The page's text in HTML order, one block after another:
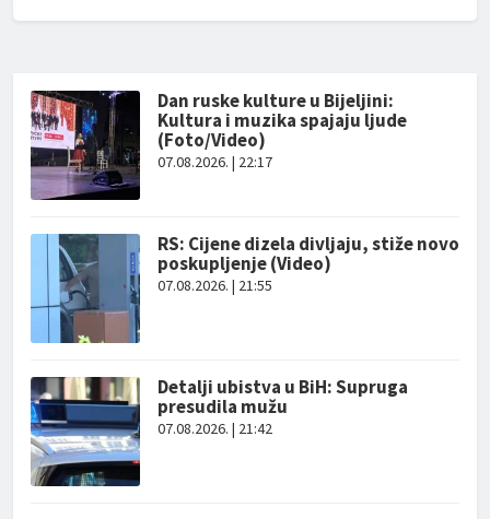
Dan ruske kulture u Bijeljini:
Kultura i muzika spajaju ljude
(Foto/Video)
07.08.2026. | 22:17
RS: Cijene dizela divljaju, stiže novo
poskupljenje (Video)
07.08.2026. | 21:55
Detalji ubistva u BiH: Supruga
presudila mužu
07.08.2026. | 21:42